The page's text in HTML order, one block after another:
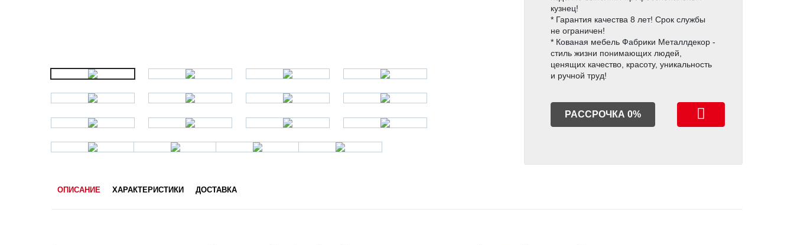
кузнец!
* Гарантия качества 8 лет! Срок службы
не ограничен!
* Кованая мебель Фабрики Металлдекор -
стиль жизни понимающих людей,
ценящих качество, красоту, уникальность
и ручной труд!
РАССРОЧКА 0%
ОПИСАНИЕ ХАРАКТЕРИСТИКИ ДОСТАВКА